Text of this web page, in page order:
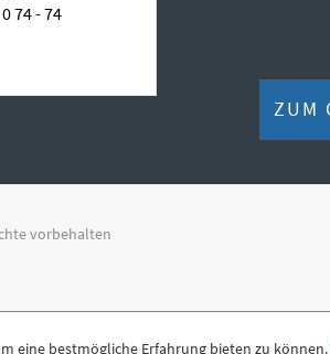
74 - 74
ZUM
vorbehalten
eine bestmögliche Erfahrung bieten zu können.